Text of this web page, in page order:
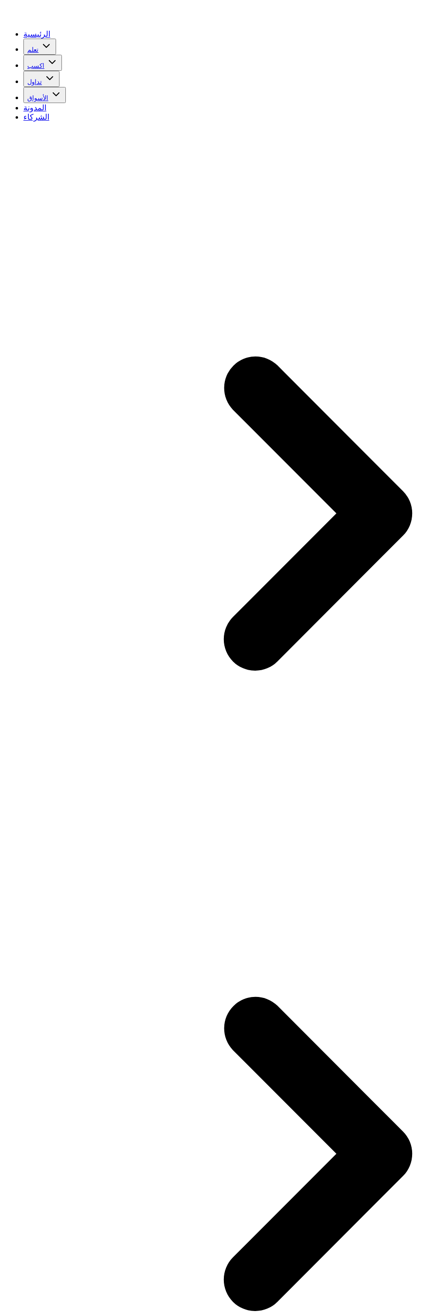
الرئيسية
تعلم
اكسب
تداول
الأسواق
المدونة
الشركاء